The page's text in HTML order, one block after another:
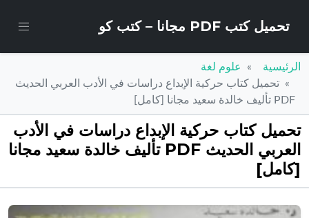
تحميل كتب PDF مجانا – كتب كو
الرئيسية
علوم لغة
تحميل كتاب حركية الإبداع دراسات في الأدب العربي الحديث
PDF تأليف خالدة سعيد مجانا [كامل]
تحميل كتاب حركية الإبداع دراسات في الأدب
العربي الحديث PDF تأليف خالدة سعيد مجانا
[كامل]